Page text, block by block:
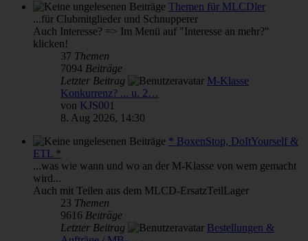
Themen für MLCDler
...für Clubmitglieder und Schnupperer
Auch Interesse? => Im Menü auf "Interesse an mehr?"
klicken!
37 Themen
7094 Beiträge
Letzter Beitrag
M-Klasse
Konkurrenz? ... u. 2…
von KJS001
8. Aug 2026, 14:30
* BoxenStop, DoItYourself &
ETL *
...was wie wann und wo an der M-Klasse von wem gemacht
wird...
Auch mit Teilen aus dem MLCD-ErsatzTeilLager
23 Themen
9616 Beiträge
Letzter Beitrag
Bestellungen &